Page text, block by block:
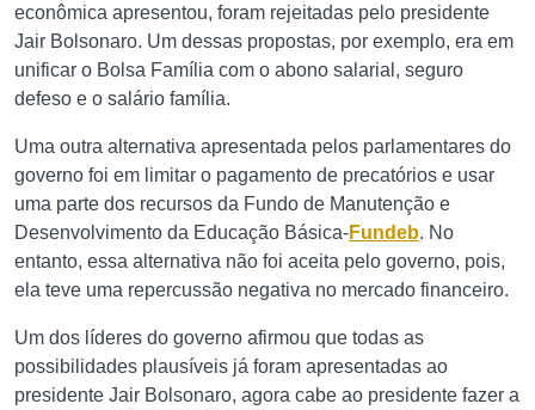
econômica apresentou, foram rejeitadas pelo presidente
Jair Bolsonaro. Um dessas propostas, por exemplo, era em
unificar o Bolsa Família com o abono salarial, seguro
defeso e o salário família.
Uma outra alternativa apresentada pelos parlamentares do
governo foi em limitar o pagamento de precatórios e usar
uma parte dos recursos da Fundo de Manutenção e
Desenvolvimento da Educação Básica-Fundeb. No
entanto, essa alternativa não foi aceita pelo governo, pois,
ela teve uma repercussão negativa no mercado financeiro.
Um dos líderes do governo afirmou que todas as
possibilidades plausíveis já foram apresentadas ao
presidente Jair Bolsonaro, agora cabe ao presidente fazer a